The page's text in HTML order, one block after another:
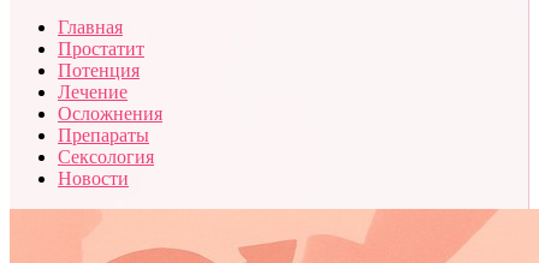
Главная
Простатит
Потенция
Лечение
Осложнения
Препараты
Сексология
Новости